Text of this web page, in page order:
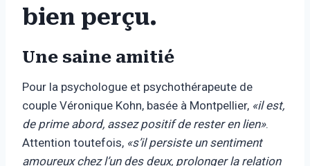
bien perçu.
Une saine amitié
Pour la psychologue et psychothérapeute de
couple Véronique Kohn, basée à Montpellier, «il est,
de prime abord, assez positif de rester en lien».
Attention toutefois, «s’il persiste un sentiment
amoureux chez l’un des deux, prolonger la relation